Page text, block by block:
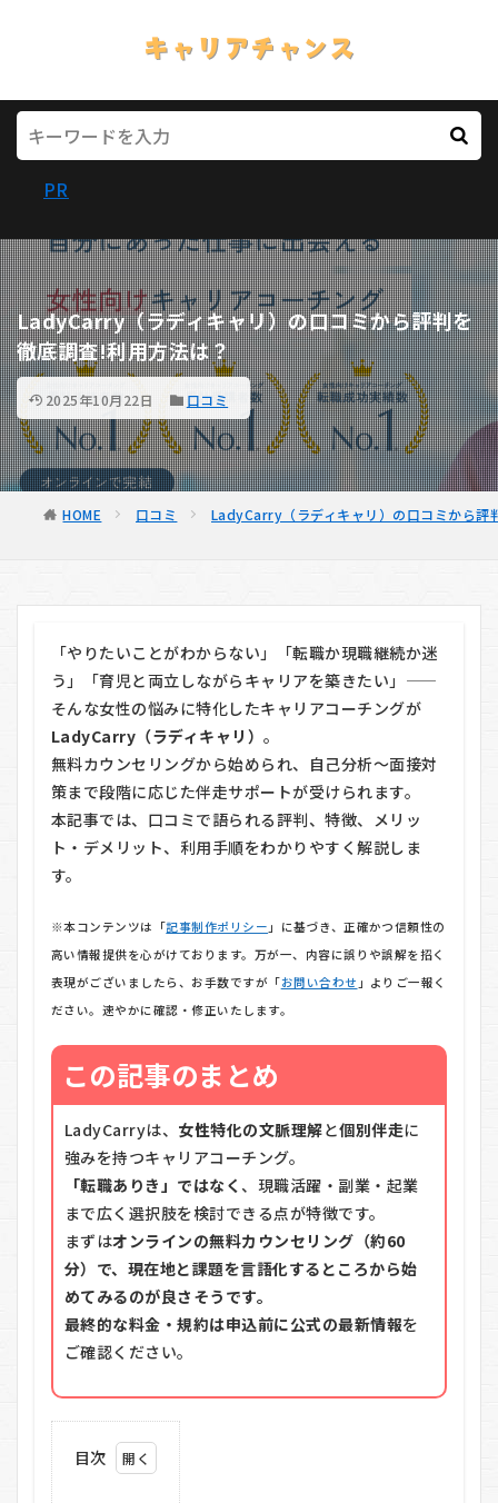
PR
LadyCarry（ラディキャリ）の口コミから評判を
徹底調査!利用方法は？
2025年10月22日 口コミ
HOME 口コミ LadyCarry（ラディキャリ）の口コミから評
「やりたいことがわからない」「転職か現職継続か迷
う」「育児と両立しながらキャリアを築きたい」——
そんな女性の悩みに特化したキャリアコーチングが
LadyCarry（ラディキャリ）。
無料カウンセリングから始められ、自己分析〜面接対
策まで段階に応じた伴走サポートが受けられます。
本記事では、口コミで語られる評判、特徴、メリッ
ト・デメリット、利用手順をわかりやすく解説しま
す。
※本コンテンツは「記事制作ポリシー 」に基づき、正確かつ信頼性の
高い情報提供を心がけております。万が一、内容に誤りや誤解を招く
表現がございましたら、お手数ですが「お問い合わせ 」よりご一報く
ださい。速やかに確認・修正いたします。
この記事のまとめ
LadyCarryは、 女性特化の文脈理解と個別伴走に
強みを持つキャリアコーチング。
「転職ありき」ではなく 、現職活躍・副業・起業
まで広く選択肢を検討できる点が特徴です。
まずはオンラインの無料カウンセリング（約60
分）で、現在地と課題を言語化するところから始
めてみるのが良さそうです。
最終的な料金・規約は申込前に公式の最新情報を
ご確認ください。
目次